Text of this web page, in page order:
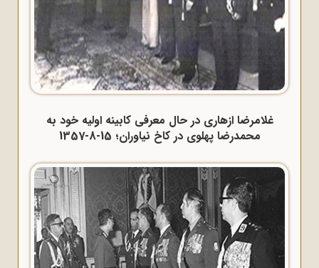
غلامرضا ازهاری در حال معرفی کابینه اولیه خود به
محمدرضا پهلوی در کاخ نیاوران؛ 15-8-1357